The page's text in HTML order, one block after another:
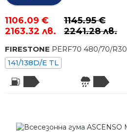
1106.09 €
2163.32 лв.
1145.95 €
2241.28 лв.
FIRESTONE PERF70 480/70/R30
141/138D/E TL